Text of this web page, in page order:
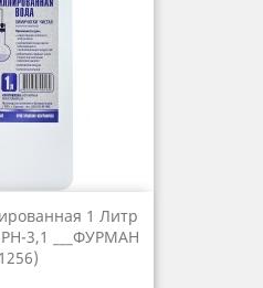
1 Литр
3,1 ___ФУРМАН